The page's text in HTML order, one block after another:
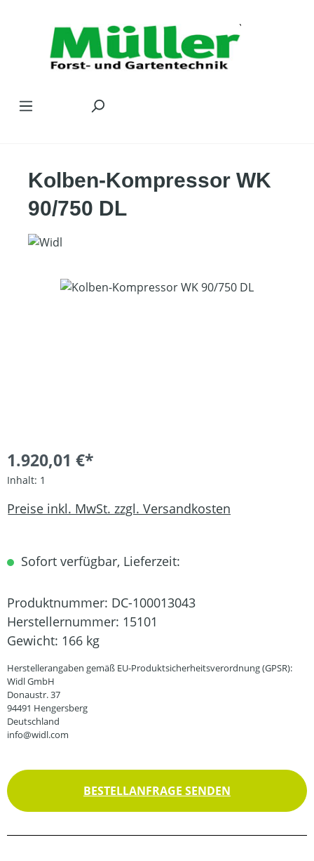
Kolben-Kompressor WK
90/750 DL
Bildergalerie überspringen
1.920,01 €*
Inhalt: 1
Preise inkl. MwSt. zzgl. Versandkosten
Sofort verfügbar, Lieferzeit:
Produktnummer: DC-100013043
Herstellernummer: 15101
Gewicht: 166 kg
Herstellerangaben gemäß EU-Produktsicherheitsverordnung (GPSR):
Widl GmbH
Donaustr. 37
94491 Hengersberg
Deutschland
info@widl.com
BESTELLANFRAGE SENDEN